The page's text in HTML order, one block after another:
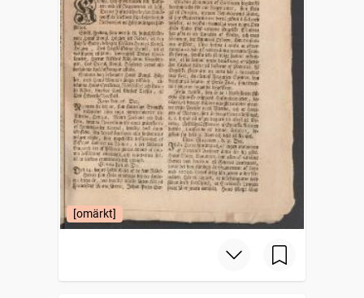
[omärkt]